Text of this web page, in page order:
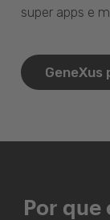
super apps e
GeneXus
Por que